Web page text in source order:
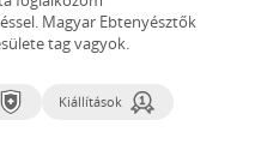
Magyar Ebtenyésztők
tag vagyok.
Kiállítások